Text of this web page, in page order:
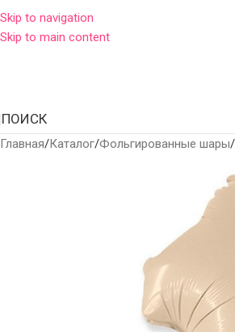
Skip to navigation
Skip to main content
ПОИСК
Главная Каталог Фольгированные шары